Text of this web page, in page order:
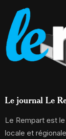
Le journal Le
Le Rempart est
locale et